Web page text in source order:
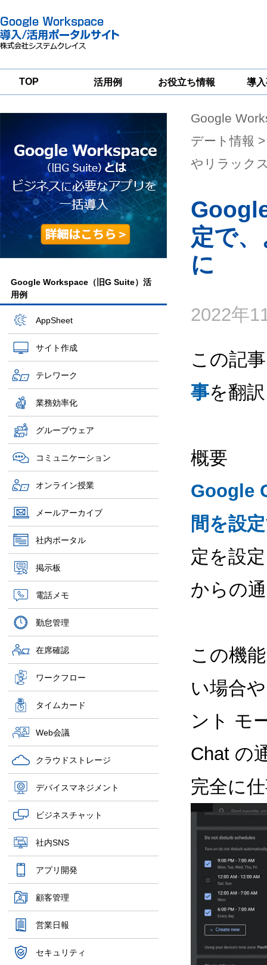
TOP 活用例 お役立ち情報
一
導
グループウェア
移行支援
Google
Workspace
セキュリティ
対策サービス
Google Workspace（旧G Suite）活
用例
AppSheet
サイト作成
テレワーク
業務効率化
グループウェア
コミュニケーション
オンライン授業
メールアーカイブ
社内ポータル
掲示板
電話メモ
勤怠管理
在席確認
ワークフロー
タイムカード
Web会議
クラウドストレージ
デバイスマネジメント
ビジネスチャット
社内SNS
アプリ開発
顧客管理
営業日報
セキュリティ
Google
デート情報
やリラック
定で
に
2022年
この記
事を翻
概要
Google
間を設定
定を設
からの
この機
い場合
ント モ
Chat の
完全に